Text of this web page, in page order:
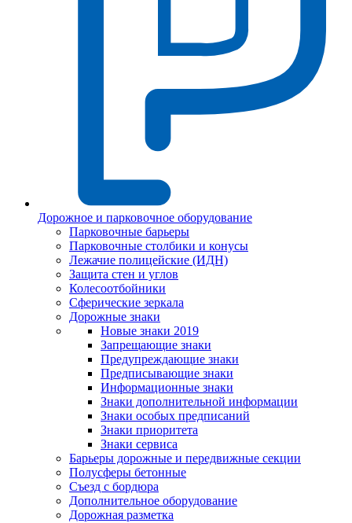
Дорожное и парковочное оборудование
Парковочные барьеры
Парковочные столбики и конусы
Лежачие полицейские (ИДН)
Защита стен и углов
Колесоотбойники
Сферические зеркала
Дорожные знаки
Новые знаки 2019
Запрещающие знаки
Предупреждающие знаки
Предписывающие знаки
Информационные знаки
Знаки дополнительной информации
Знаки особых предписаний
Знаки приоритета
Знаки сервиса
Барьеры дорожные и передвижные секции
Полусферы бетонные
Съезд с бордюра
Дополнительное оборудование
Дорожная разметка